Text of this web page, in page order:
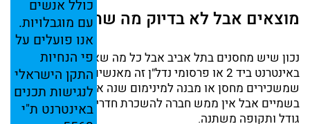
כולל אנשים
עם מוגבלויות.
אנו פועלים על
פי הנחיות
התקן הישראלי
לנגישות תכנים
באינטרנט ת"י
מוצאים אבל לא בדיוק מה שחיפשתם...
נכון שיש מחסנים בתל אביב אבל כל מה שאני מוצא
באינטרנט ביד 2 או פרסומי נדל"ן זה מאנשים פרטיים
שמשכירים מחסן או מבנה למינימום שנה או שנתיים במחירים
בשמיים אבל אין ממש חברה להשכרת חדרים פרטיים לפי
גודל ותקופה משתנה.